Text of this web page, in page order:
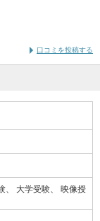
口コミを投稿する
大学受験
映像授